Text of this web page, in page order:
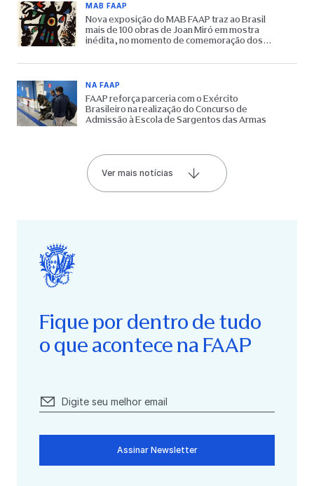
MAB FAAP
Nova exposição do MAB FAAP traz ao Brasil
mais de 100 obras de Joan Miró em mostra
inédita, no momento de comemoração dos
NA FAAP
FAAP reforça parceria com o Exército
Brasileiro na realização do Concurso de
Admissão à Escola de Sargentos das Armas
Ver mais notícias
Fique por dentro de tudo
o que acontece na FAAP
Assinar Newsletter